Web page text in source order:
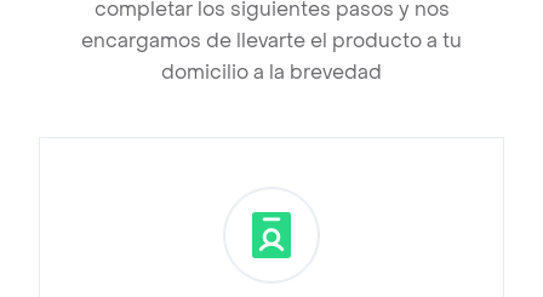
completar los siguientes pasos y nos
encargamos de llevarte el producto a tu
domicilio a la brevedad